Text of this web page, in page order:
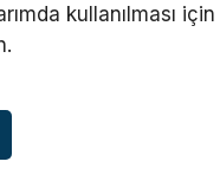
kullanılması